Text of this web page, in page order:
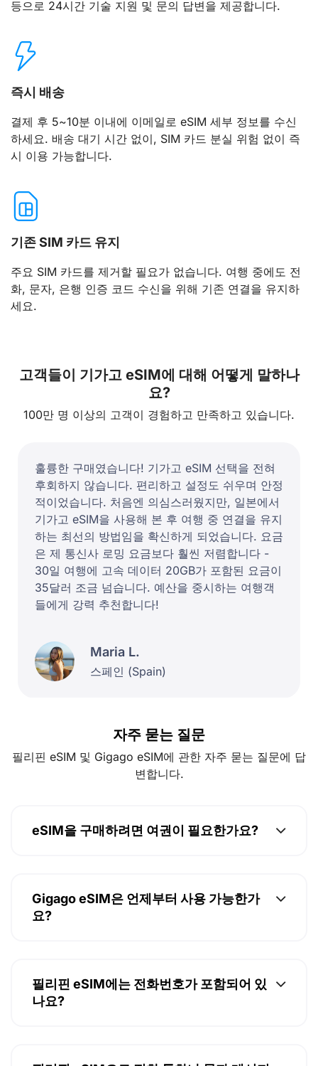
등으로 24시간 기술 지원 및 문의 답변을 제공합니다.
즉시 배송
결제 후 5~10분 이내에 이메일로 eSIM 세부 정보를 수신
하세요. 배송 대기 시간 없이, SIM 카드 분실 위험 없이 즉
시 이용 가능합니다.
기존 SIM 카드 유지
주요 SIM 카드를 제거할 필요가 없습니다. 여행 중에도 전
화, 문자, 은행 인증 코드 수신을 위해 기존 연결을 유지하
세요.
고객들이 기가고 eSIM에 대해 어떻게 말하나
요?
100만 명 이상의 고객이 경험하고 만족하고 있습니다.
훌륭한 구매였습니다! 기가고 eSIM 선택을 전혀
후회하지 않습니다. 편리하고 설정도 쉬우며 안정
적이었습니다. 처음엔 의심스러웠지만, 일본에서
기가고 eSIM을 사용해 본 후 여행 중 연결을 유지
하는 최선의 방법임을 확신하게 되었습니다. 요금
은 제 통신사 로밍 요금보다 훨씬 저렴합니다 -
30일 여행에 고속 데이터 20GB가 포함된 요금이
35달러 조금 넘습니다. 예산을 중시하는 여행객
들에게 강력 추천합니다!
Maria L.
스페인 (Spain)
자주 묻는 질문
필리핀 eSIM 및 Gigago eSIM에 관한 자주 묻는 질문에 답
변합니다.
eSIM을 구매하려면 여권이 필요한가요?
Gigago eSIM은 언제부터 사용 가능한가
요?
필리핀 eSIM에는 전화번호가 포함되어 있
나요?